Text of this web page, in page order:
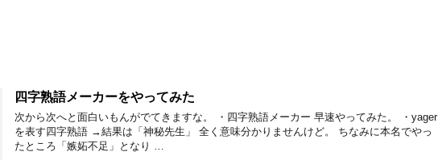
四字熟語メーカーをやってみた
次から次へと面白いもんがでてきますな。 ・四字熟語メーカー 早速やってみた。 ・yager
を表す四字熟語 →結果は「神秘先生」 全く意味分かりませんけど。 ちなみに本名でやっ
たところ「嫉妬不足」となり …